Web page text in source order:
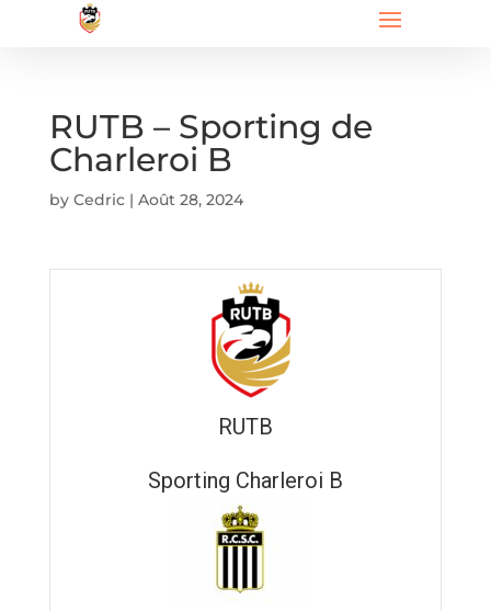
RUTB – Sporting de
Charleroi B
by Cedric| Août 28, 2024
RUTB
Sporting Charleroi B